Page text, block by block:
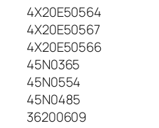
O
V
O
1
3
5
W
:
4X20E50564
4X20E50567
4X20E50566
45N0365
45N0554
45N0485
36200609